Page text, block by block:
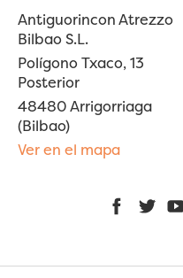
Antiguorincon Atrezzo
Bilbao S.L.
Polígono Txaco, 13
Posterior
48480 Arrigorriaga
(Bilbao)
Ver en el mapa